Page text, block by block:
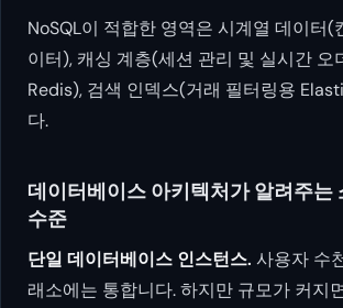
NoSQL이 적합한 영역은 시계열 데이터(
이터), 캐싱 계층(세션 관리 및 실시간 오
Redis), 검색 인덱스(거래 필터링용
다.
데이터베이스 아키텍처가 알려주는
수준
단일 데이터베이스 인스턴스. 사용자 수
래소에는 통합니다. 하지만 규모가 커지